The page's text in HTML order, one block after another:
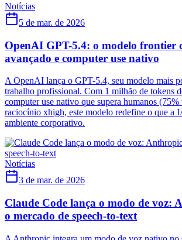
Notícias
5 de mar. de 2026
OpenAI GPT-5.4: o modelo frontier
avançado e computer use nativo
A OpenAI lança o GPT-5.4, seu modelo mais
trabalho profissional. Com 1 milhão de tokens
computer use nativo que supera humanos
raciocínio xhigh, este modelo redefine o que a
ambiente corporativo.
Notícias
3 de mar. de 2026
Claude Code lança o modo de voz:
o mercado de speech-to-text